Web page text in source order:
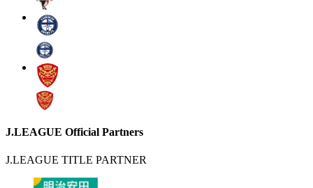
J.LEAGUE Official Partners
J.LEAGUE TITLE PARTNER